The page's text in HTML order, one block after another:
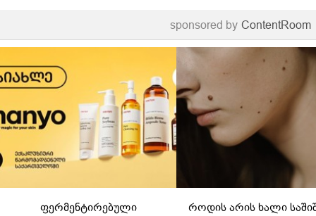
sponsored by ContentRoom
ფერმენტირებული
როდის არის ხალი